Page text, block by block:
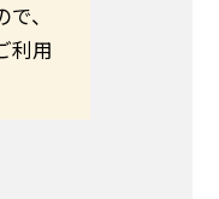
、
利用